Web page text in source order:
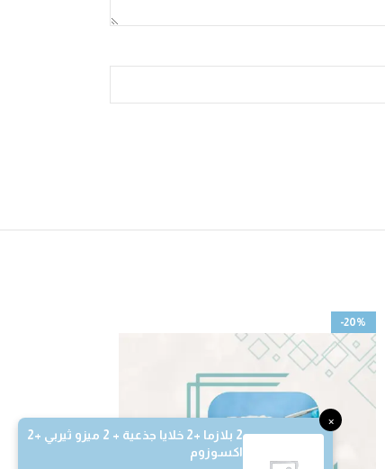
×
2 بلازما +2 خلايا جذعية + 2 ميزو ثيربي +2
اكسوزوم
-20%